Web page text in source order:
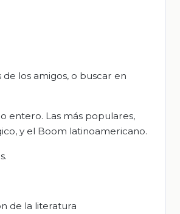
los amigos, o buscar en
entero. Las más populares,
y el Boom latinoamericano.
de la literatura